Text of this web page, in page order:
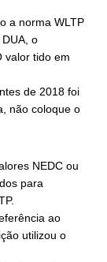
a norma WLTP
o
valor tido em
de 2018 foi
não coloque o
NEDC ou
para
ao
utilizou o